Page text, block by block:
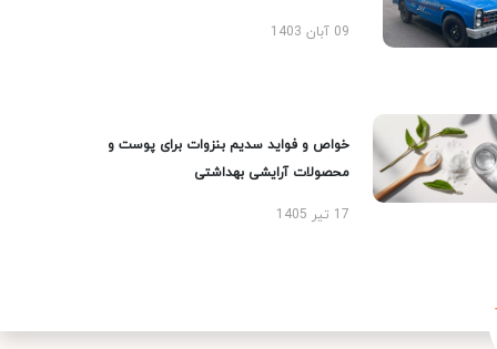
09 آبان 1403
خواص و فواید سدیم بنزوات برای پوست و
محصولات آرایشی بهداشتی
17 تیر 1405